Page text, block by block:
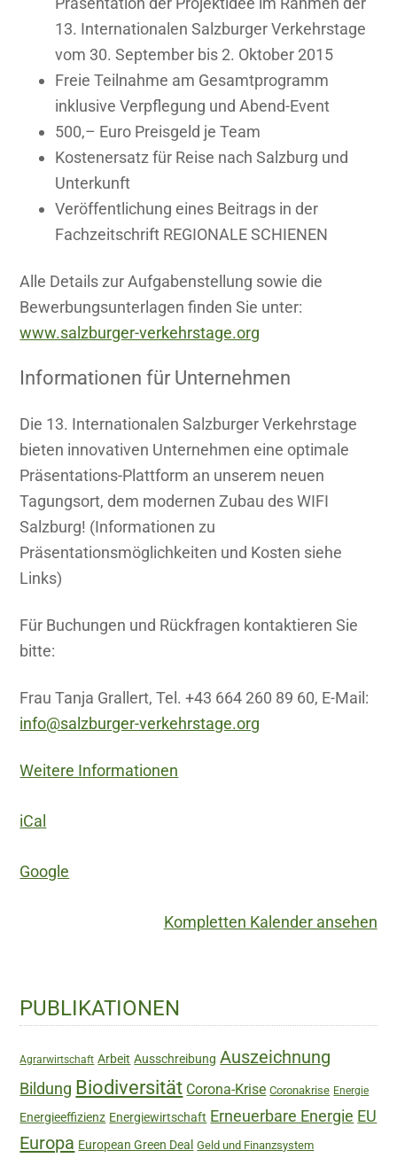
13. Internationalen Salzburger Verkehrstage
vom 30. September bis 2. Oktober 2015
Freie Teilnahme am Gesamtprogramm
inklusive Verpflegung und Abend-Event
500,– Euro Preisgeld je Team
Kostenersatz für Reise nach Salzburg und
Unterkunft
Veröffentlichung eines Beitrags in der
Fachzeitschrift REGIONALE SCHIENEN
Alle Details zur Aufgabenstellung sowie die
Bewerbungsunterlagen finden Sie unter:
www.salzburger-verkehrstage.org
Informationen für Unternehmen
Die 13. Internationalen Salzburger Verkehrstage
bieten innovativen Unternehmen eine optimale
Präsentations-Plattform an unserem neuen
Tagungsort, dem modernen Zubau des WIFI
Salzburg! (Informationen zu
Präsentationsmöglichkeiten und Kosten siehe
Links)
Für Buchungen und Rückfragen kontaktieren Sie
bitte:
Frau Tanja Grallert, Tel. +43 664 260 89 60, E-Mail:
info@salzburger-verkehrstage.org
Weitere Informationen
iCal
Google
Kompletten Kalender ansehen
Haupt-
Sidebar
PUBLIKATIONEN
Agrarwirtschaft Arbeit Ausschreibung Auszeichnung
Bildung Biodiversität Corona-Krise Coronakrise Energie
Energieeffizienz Energiewirtschaft Erneuerbare Energie EU
Europa European Green Deal Geld und Finanzsystem